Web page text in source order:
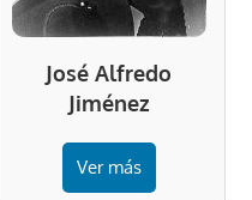
José Alfredo
Jiménez
Ver más